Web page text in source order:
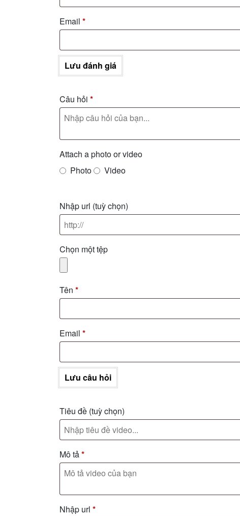
Email *
Lưu đánh giá
Câu hỏi *
Attach a photo or video
Photo
Video
Nhập url (tuỳ chọn)
Chọn một tệp
Tên *
Email *
Lưu câu hỏi
Tiêu đề (tuỳ chọn)
Mô tả*
Nhập url *